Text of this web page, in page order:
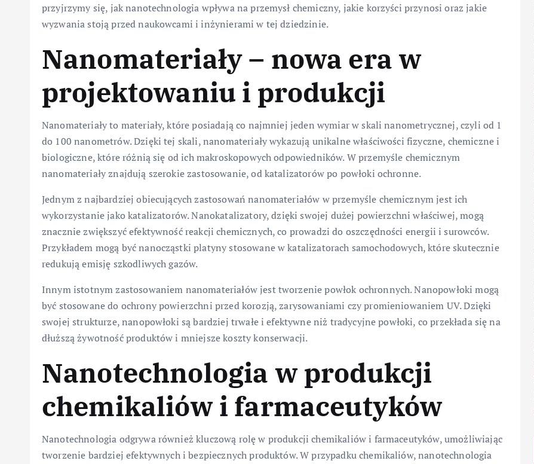
przyjrzymy się, jak nanotechnologia wpływa na przemysł chemiczny, jakie korzyści przynosi oraz jakie
wyzwania stoją przed naukowcami i inżynierami w tej dziedzinie.
Nanomateriały – nowa era w
projektowaniu i produkcji
Nanomateriały to materiały, które posiadają co najmniej jeden wymiar w skali nanometrycznej, czyli od 1
do 100 nanometrów. Dzięki tej skali, nanomateriały wykazują unikalne właściwości fizyczne, chemiczne i
biologiczne, które różnią się od ich makroskopowych odpowiedników. W przemyśle chemicznym
nanomateriały znajdują szerokie zastosowanie, od katalizatorów po powłoki ochronne.
Jednym z najbardziej obiecujących zastosowań nanomateriałów w przemyśle chemicznym jest ich
wykorzystanie jako katalizatorów. Nanokatalizatory, dzięki swojej dużej powierzchni właściwej, mogą
znacznie zwiększyć efektywność reakcji chemicznych, co prowadzi do oszczędności energii i surowców.
Przykładem mogą być nanocząstki platyny stosowane w katalizatorach samochodowych, które skutecznie
redukują emisję szkodliwych gazów.
Innym istotnym zastosowaniem nanomateriałów jest tworzenie powłok ochronnych. Nanopowłoki mogą
być stosowane do ochrony powierzchni przed korozją, zarysowaniami czy promieniowaniem UV. Dzięki
swojej strukturze, nanopowłoki są bardziej trwałe i efektywne niż tradycyjne powłoki, co przekłada się na
dłuższą żywotność produktów i mniejsze koszty konserwacji.
Nanotechnologia w produkcji
chemikaliów i farmaceutyków
Nanotechnologia odgrywa również kluczową rolę w produkcji chemikaliów i farmaceutyków, umożliwiając
tworzenie bardziej efektywnych i bezpiecznych produktów. W przypadku chemikaliów, nanotechnologia